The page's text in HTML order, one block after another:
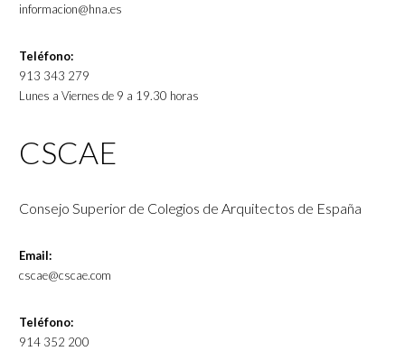
informacion@hna.es
Teléfono:
913 343 279
Lunes a Viernes de 9 a 19.30 horas
CSCAE
Consejo Superior de Colegios de Arquitectos de España
Email:
cscae@cscae.com
Teléfono:
914 352 200